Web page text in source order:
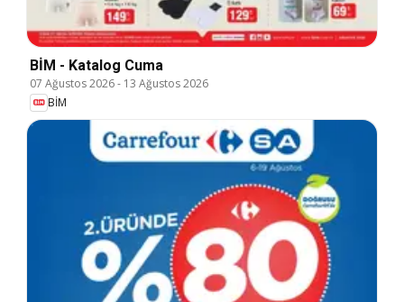
BİM - Katalog Cuma
07 Ağustos 2026- 13 Ağustos 2026
BİM